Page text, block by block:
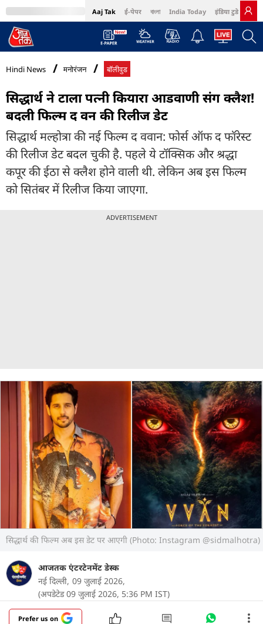
Aaj Tak ई-पेपर বাংলা India Today इंडिया टुडे हिंदी
MumbaiTak Cosmopolitan Harper's Bazaar Northeast
Hindi News मनोरंजन बॉलीवुड
सिद्धार्थ ने टाला पत्नी कियारा आडवाणी संग क्लैश!
बदली फिल्म द वन की रिलीज डेट
सिद्धार्थ मल्होत्रा की नई फिल्म द ववान: फोर्स ऑफ द फॉरेस्ट
की रिलीज डेट बदल चुकी है. पहले ये टॉक्सिक और श्रद्धा
कपूर की ईठा से क्लैश होने वाली थी. लेकिन अब इस फिल्म
को सितंबर में रिलीज किया जाएगा.
ADVERTISEMENT
सिद्धार्थ की फिल्म अब इस डेट पर आएगी (Photo: Instagram @sidmalhotra)
आजतक एंटरटेनमेंट डेस्क
नई दिल्ली, 09 जुलाई 2026,
(अपडेटेड 09 जुलाई 2026, 5:36 PM IST)
Prefer us on